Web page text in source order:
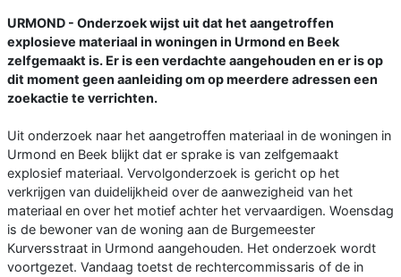
URMOND - Onderzoek wijst uit dat het aangetroffen
explosieve materiaal in woningen in Urmond en Beek
zelfgemaakt is. Er is een verdachte aangehouden en er is op
dit moment geen aanleiding om op meerdere adressen een
zoekactie te verrichten.
Uit onderzoek naar het aangetroffen materiaal in de woningen in
Urmond en Beek blijkt dat er sprake is van zelfgemaakt
explosief materiaal. Vervolgonderzoek is gericht op het
verkrijgen van duidelijkheid over de aanwezigheid van het
materiaal en over het motief achter het vervaardigen. Woensdag
is de bewoner van de woning aan de Burgemeester
Kurversstraat in Urmond aangehouden. Het onderzoek wordt
voortgezet. Vandaag toetst de rechtercommissaris of de in